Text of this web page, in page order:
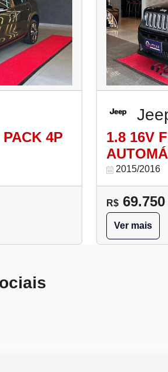
4P
1.8 16V
2015/2016
R$ 69.750
Ver mais